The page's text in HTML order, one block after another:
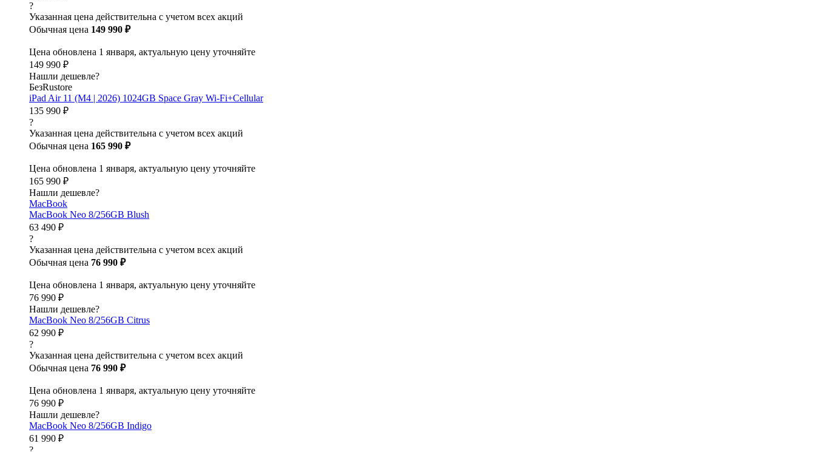
?
Указанная цена действительна с учетом всех акций
Обычная цена 149 990 ₽
Цена обновлена 1 января, актуальную цену уточняйте
149 990 ₽
Нашли дешевле?
БезRustore
iPad Air 11 (M4 | 2026) 1024GB Space Gray Wi-Fi+Cellular
135 990 ₽
?
Указанная цена действительна с учетом всех акций
Обычная цена 165 990 ₽
Цена обновлена 1 января, актуальную цену уточняйте
165 990 ₽
Нашли дешевле?
MacBook
MacBook Neo 8/256GB Blush
63 490 ₽
?
Указанная цена действительна с учетом всех акций
Обычная цена 76 990 ₽
Цена обновлена 1 января, актуальную цену уточняйте
76 990 ₽
Нашли дешевле?
MacBook Neo 8/256GB Citrus
62 990 ₽
?
Указанная цена действительна с учетом всех акций
Обычная цена 76 990 ₽
Цена обновлена 1 января, актуальную цену уточняйте
76 990 ₽
Нашли дешевле?
MacBook Neo 8/256GB Indigo
61 990 ₽
?